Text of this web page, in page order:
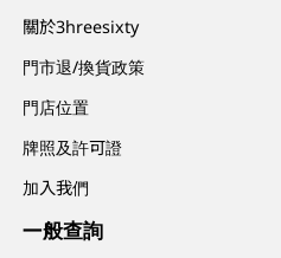
關於3hreesixty
門市退/換貨政策
門店位置
牌照及許可證
加入我們
一般查詢